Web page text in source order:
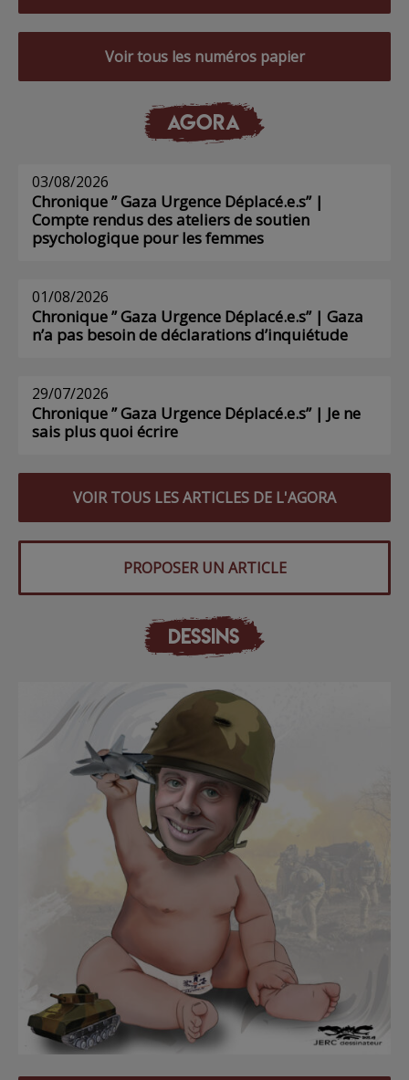
Voir tous les numéros papier
AGORA
03/08/2026
Chronique ” Gaza Urgence Déplacé.e.s” |
Compte rendus des ateliers de soutien
psychologique pour les femmes
01/08/2026
Chronique ” Gaza Urgence Déplacé.e.s” | Gaza
n’a pas besoin de déclarations d’inquiétude
29/07/2026
Chronique ” Gaza Urgence Déplacé.e.s” | Je ne
sais plus quoi écrire
VOIR TOUS LES ARTICLES DE L'AGORA
PROPOSER UN ARTICLE
DESSINS